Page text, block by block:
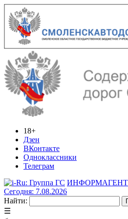
18+
Дзен
ВКонтакте
Одноклассники
Телеграм
Сегодня: 7.08.2026
Найти:
☰